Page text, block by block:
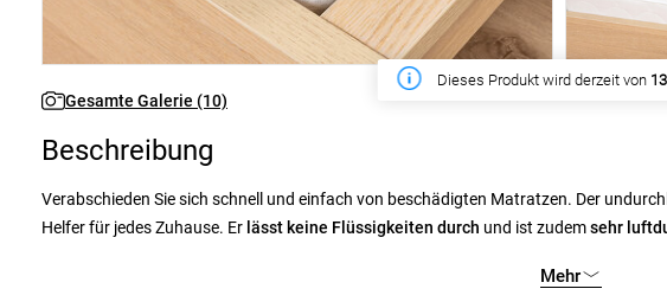
Diese Woche haben156 Kunden
Gesamte Galerie (10)
Beschreibung
Verabschieden Sie sich schnell und einfach von beschädigten Matratzen. Der
Helfer für jedes Zuhause. Er lässt keine Flüssigkeiten durch und ist zudemsehr
Mehr